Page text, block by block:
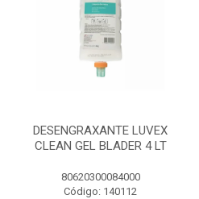
DESENGRAXANTE LUVEX
CLEAN GEL BLADER 4 LT
80620300084000
Código: 140112